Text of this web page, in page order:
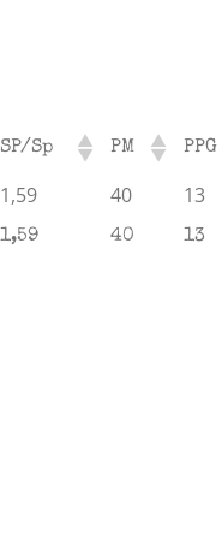
SP/Sp PM PPG
1,59 40 13
1,59 40 13